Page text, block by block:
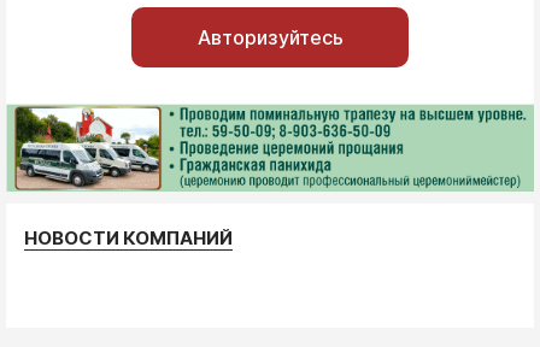
Авторизуйтесь
НОВОСТИ КОМПАНИЙ